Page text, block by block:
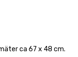
ca 67 x 48 cm.